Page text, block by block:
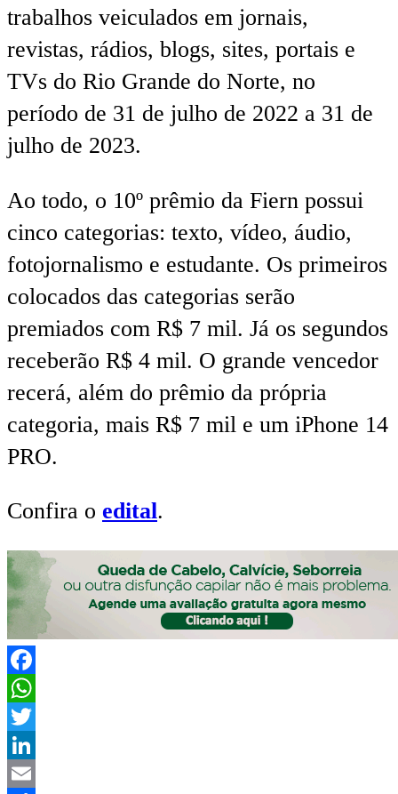
trabalhos veiculados em jornais,
revistas, rádios, blogs, sites, portais e
TVs do Rio Grande do Norte, no
período de 31 de julho de 2022 a 31 de
julho de 2023.
Ao todo, o 10º prêmio da Fiern possui
cinco categorias: texto, vídeo, áudio,
fotojornalismo e estudante. Os primeiros
colocados das categorias serão
premiados com R$ 7 mil. Já os segundos
receberão R$ 4 mil. O grande vencedor
recerá, além do prêmio da própria
categoria, mais R$ 7 mil e um iPhone 14
PRO.
Confira o edital.
Facebook
WhatsApp
Twitter
LinkedIn